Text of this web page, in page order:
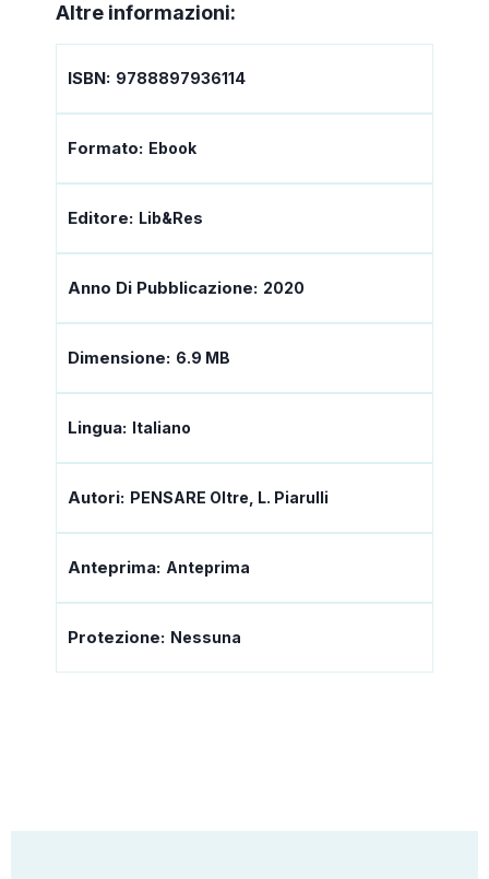
Altre informazioni:
ISBN: 9788897936114
Formato: Ebook
Editore: Lib&Res
Anno Di Pubblicazione: 2020
Dimensione: 6.9 MB
Lingua: Italiano
Autori: PENSARE Oltre, L. Piarulli
Anteprima: Anteprima
Protezione: Nessuna